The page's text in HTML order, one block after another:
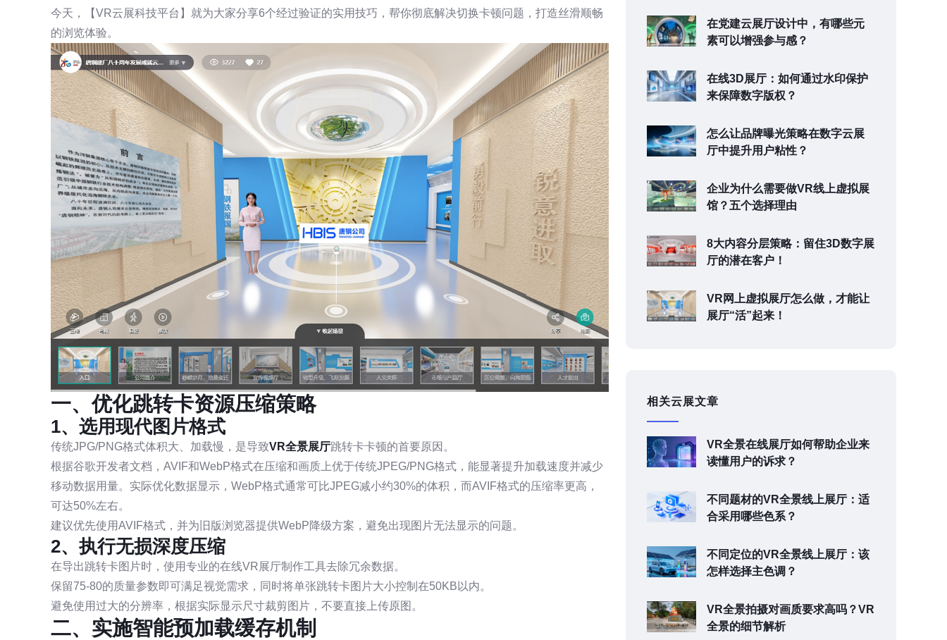
今天，【VR云展科技平台】就为大家分享6个经过验证的实用技巧，帮你彻底解决切换卡顿问题，打造丝滑顺畅
的浏览体验。
一、优化跳转卡资源压缩策略
1、选用现代图片格式
传统JPG/PNG格式体积大、加载慢，是导致VR全景展厅跳转卡卡顿的首要原因。
根据谷歌开发者文档，AVIF和WebP格式在压缩和画质上优于传统JPEG/PNG格式，能显著提升加载速度并减少
移动数据用量。实际优化数据显示，WebP格式通常可比JPEG减小约30%的体积，而AVIF格式的压缩率更高，
可达50%左右。
建议优先使用AVIF格式，并为旧版浏览器提供WebP降级方案，避免出现图片无法显示的问题。
2、执行无损深度压缩
在导出跳转卡图片时，使用专业的在线VR展厅制作工具去除冗余数据。
保留75-80的质量参数即可满足视觉需求，同时将单张跳转卡图片大小控制在50KB以内。
避免使用过大的分辨率，根据实际显示尺寸裁剪图片，不要直接上传原图。
二、实施智能预加载缓存机制
在党建云展厅设计中，有哪些元
素可以增强参与感？
在线3D展厅：如何通过水印保护
来保障数字版权？
怎么让品牌曝光策略在数字云展
厅中提升用户粘性？
企业为什么需要做VR线上虚拟展
馆？五个选择理由
8大内容分层策略：留住3D数字展
厅的潜在客户！
VR网上虚拟展厅怎么做，才能让
展厅“活”起来！
相关云展文章
VR全景在线展厅如何帮助企业来
读懂用户的诉求？
不同题材的VR全景线上展厅：适
合采用哪些色系？
不同定位的VR全景线上展厅：该
怎样选择主色调？
VR全景拍摄对画质要求高吗？VR
全景的细节解析